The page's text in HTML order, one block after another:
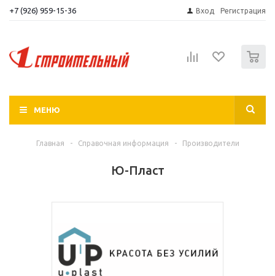
+7 (926) 959-15-36 Вход Регистрация
МЕНЮ
Главная - Справочная информация - Производители
Ю-Пласт